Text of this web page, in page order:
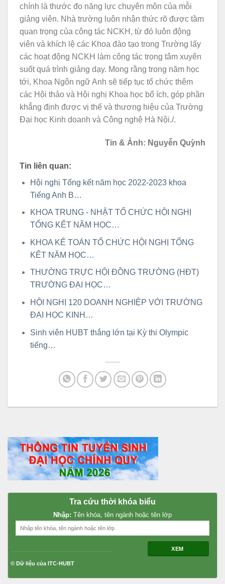
chính là thước đo năng lực chuyên môn của mỗi
giảng viên. Nhà trường luôn nhận thức rõ được tầm
quan trọng của công tác NCKH, từ đó luôn động
viên và khích lệ các Khoa đào tạo trong Trường lấy
các hoạt động NCKH làm công tác trọng tâm xuyên
suốt quá trình giảng dạy. Mong rằng trong năm học
tới, Khoa Ngôn ngữ Anh sẽ tiếp tục tổ chức thêm
các Hội thảo và Hội nghị Khoa học bổ ích, góp phần
khẳng định được vị thế và thương hiệu của Trường
Đại học Kinh doanh và Công nghệ Hà Nội./.
Tin & Ảnh: Nguyễn Quỳnh
Tin liên quan:
Hội nghị Tổng kết năm học 2022-2023 khoa
Tiếng Anh B…
KHOA TRUNG - NHẬT TỔ CHỨC HỘI NGHỊ
TỔNG KẾT NĂM HỌC…
KHOA KẾ TOÁN TỔ CHỨC HỘI NGHỊ TỔNG
KẾT NĂM HỌC…
THƯỜNG TRỰC HỘI ĐỒNG TRƯỜNG (HĐT)
TRƯỜNG ĐẠI HỌC…
HỘI NGHỊ 120 DOANH NGHIỆP VỚI TRƯỜNG
ĐẠI HỌC KINH…
Sinh viên HUBT thắng lớn tại Kỳ thi Olympic
tiếng…
Tra cứu thời khóa biểu
Nhập: Tên khóa, tên ngành hoặc tên lớp
XEM
© Dữ liệu của ITC-HUBT